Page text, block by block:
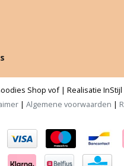
Shop vof | Realisatie
| Algemene voorwaarden |